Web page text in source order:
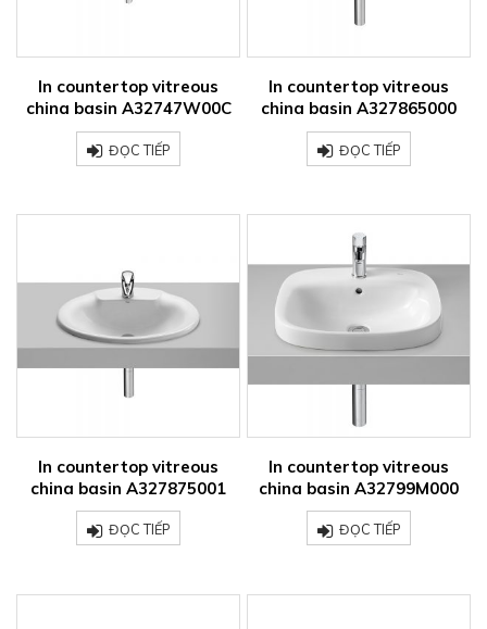
In countertop vitreous
china basin A32747W00C
ĐỌC TIẾP
In countertop vitreous
china basin A327865000
ĐỌC TIẾP
In countertop vitreous
china basin A327875001
ĐỌC TIẾP
In countertop vitreous
china basin A32799M000
ĐỌC TIẾP